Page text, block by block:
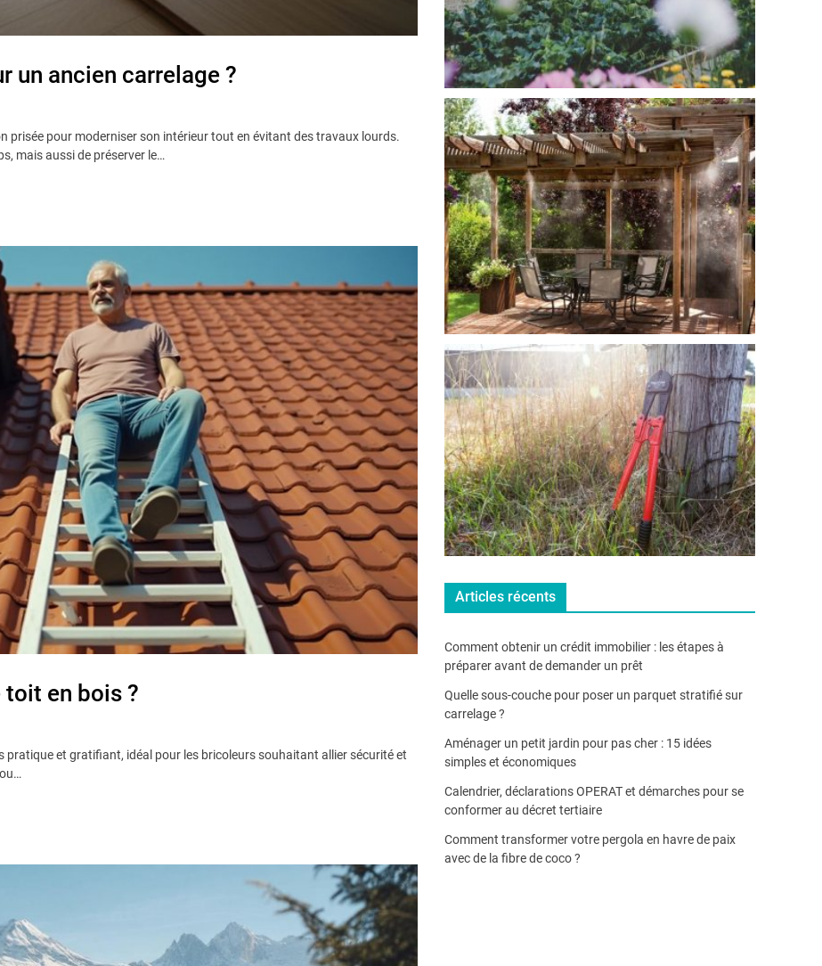
un ancien carrelage ?
prisée pour moderniser son intérieur tout en évitant des travaux lourds.
mais aussi de préserver le…
en bois ?
pratique et gratifiant, idéal pour les bricoleurs souhaitant allier sécurité et
Articles récents
Comment obtenir un crédit immobilier : les étapes à
préparer avant de demander un prêt
Quelle sous-couche pour poser un parquet stratifié sur
carrelage ?
Aménager un petit jardin pour pas cher : 15 idées
simples et économiques
Calendrier, déclarations OPERAT et démarches pour se
conformer au décret tertiaire
Comment transformer votre pergola en havre de paix
avec de la fibre de coco ?